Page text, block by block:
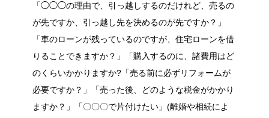
「◯◯◯の理由で、引っ越しするのだけれど、売るの
が先ですか、引っ越し先を決めるのが先ですか？」
「車のローンが残っているのですが、住宅ローンを借
りることできますか？」「購入するのに、諸費用はど
のくらいかかりますか?「売る前に必ずリフォームが
必要ですか？」「売った後、どのような税金がかかり
ますか？」「〇〇〇で片付けたい」(離婚や相続によ